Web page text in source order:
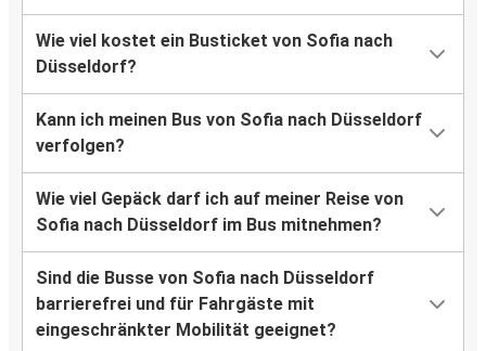
Wie viel kostet ein Busticket von Sofia nach
Düsseldorf?
Kann ich meinen Bus von Sofia nach Düsseldorf
verfolgen?
Wie viel Gepäck darf ich auf meiner Reise von
Sofia nach Düsseldorf im Bus mitnehmen?
Sind die Busse von Sofia nach Düsseldorf
barrierefrei und für Fahrgäste mit
eingeschränkter Mobilität geeignet?